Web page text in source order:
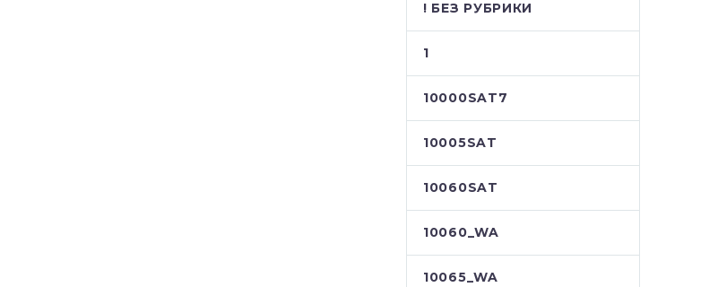
! БЕЗ РУБРИКИ
1
10000SAT7
10005SAT
10060SAT
10060_WA
10065_WA